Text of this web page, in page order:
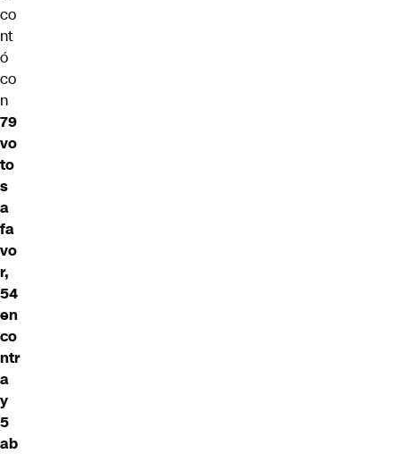
co
nt
ó
co
n
79
vo
to
s
a
fa
vo
r,
54
en
co
ntr
a
y
5
ab